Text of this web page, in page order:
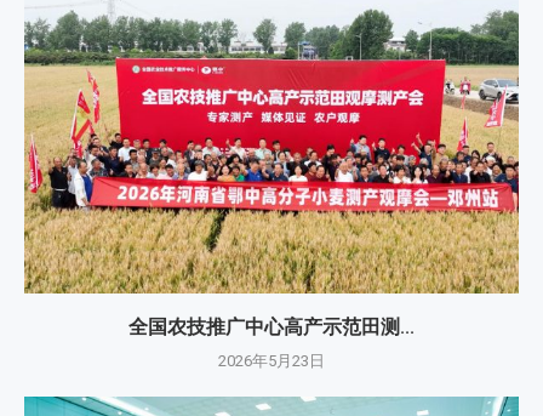
全国农技推广中心高产示范田测...
2026年5月23日